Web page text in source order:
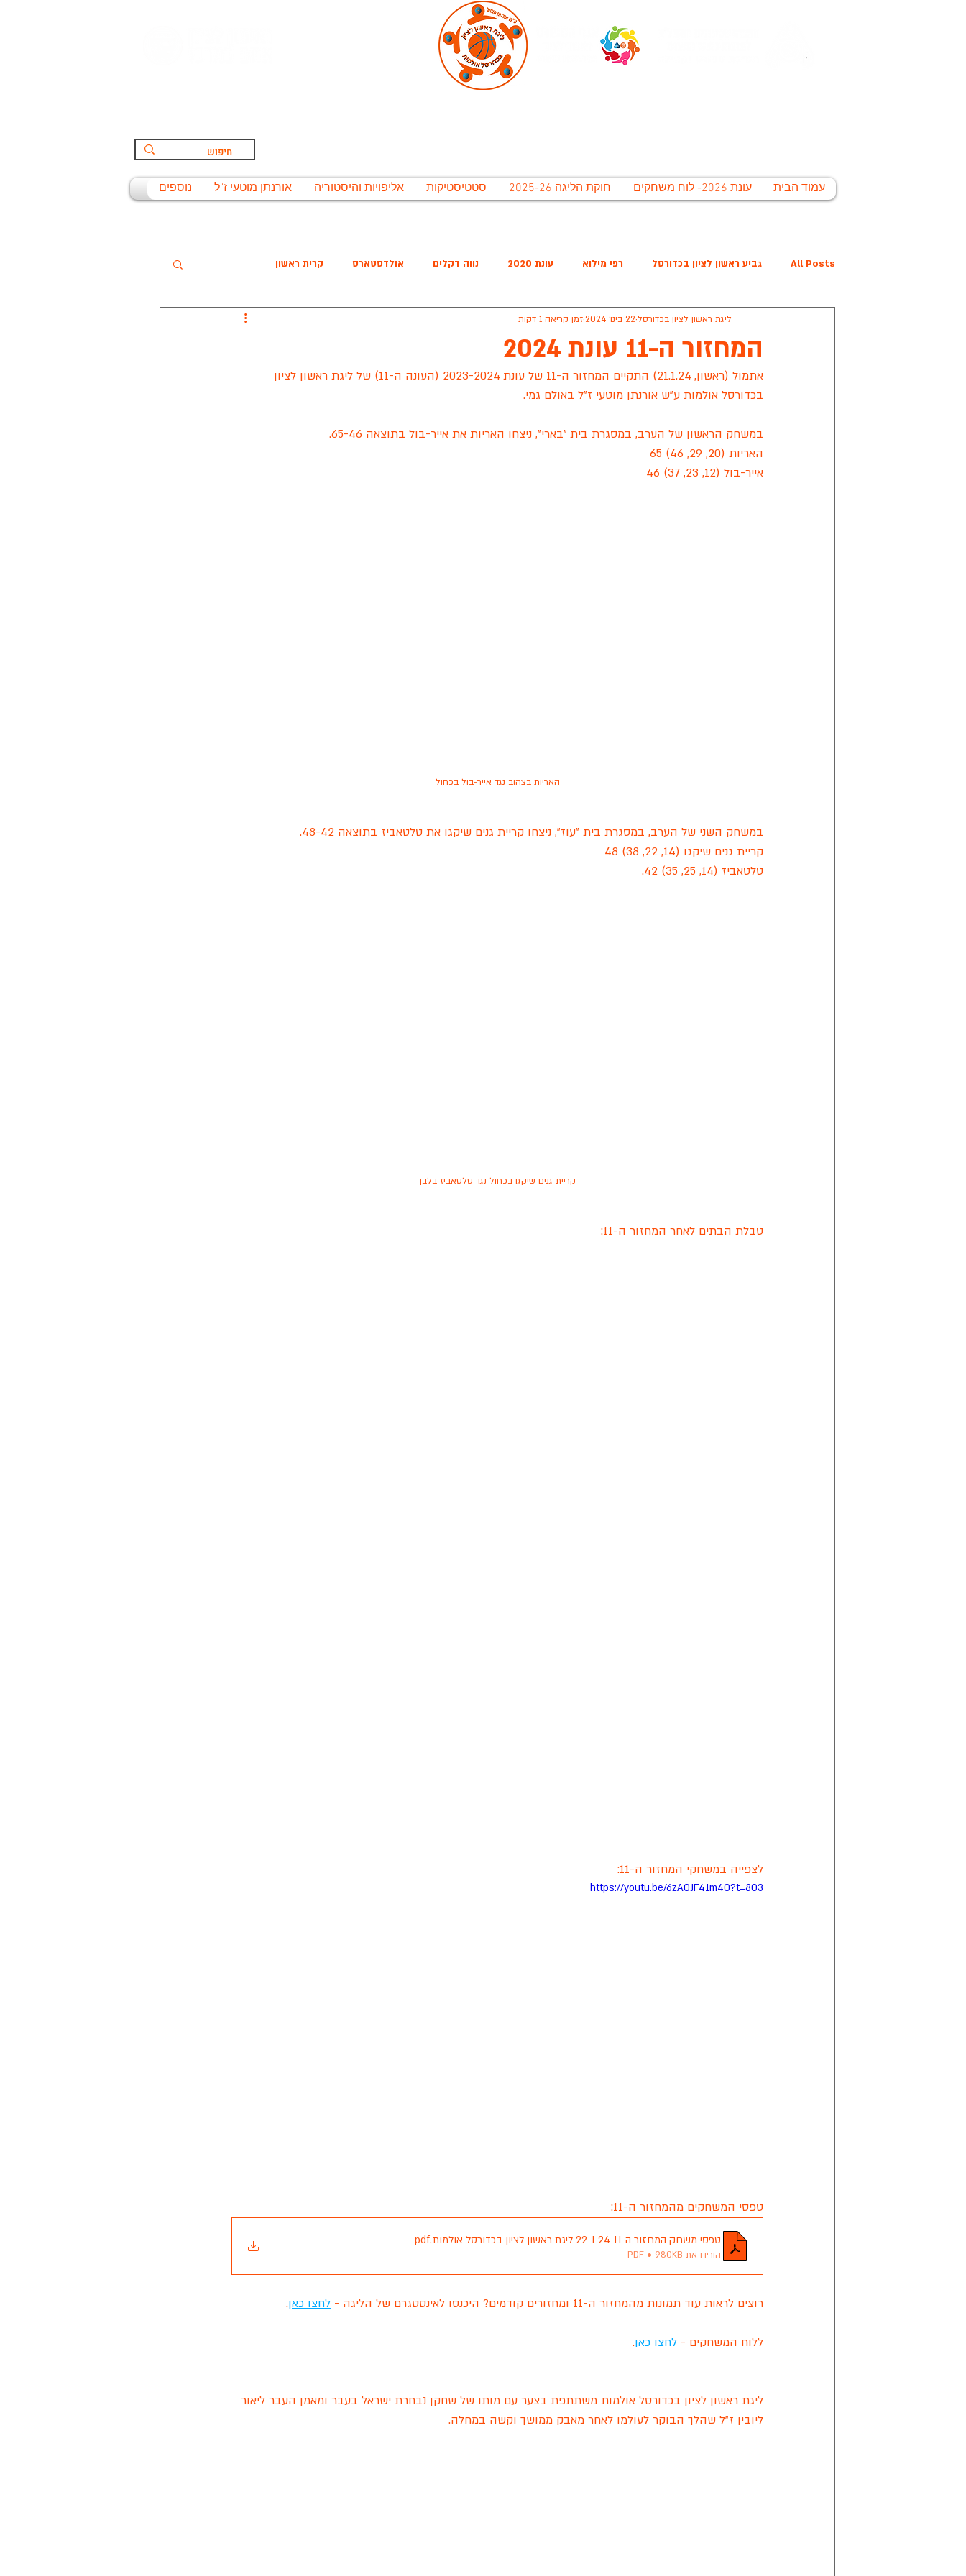
עמוד הבית עונת 2026- לוח משחקים חוקת הליגה 2025-26 סטטיסטיקות אליפויות והיסטוריה אורנתן מוטעי ז"ל נוספים
All Posts גביע ראשון לציון בכדורסל רפי מילוא עונת 2020 נווה דקלים אולדסטארס קרית ראשון
פרס נובל קרית הלאום המפציצים שישיסל האריות
אפיק ניסים מישור הנוף קרית גנים שיקגו ארונות הראל אינגליש סנטר פיינל פור עונת 2021
מתחבר ראשון לציון אליצור ראשון לציון גפן ראשון לציון הכלוב לזכרה של שירה שאשא סיאסטה חלון של מזרן איטלקי
המחזור ה-11 עונת 2024
ליגת ראשון לציון בכדורסל22 בינו׳ 2024 זמן קריאה 1 דקות
אתמול (ראשון, 21.1.24) התקיים המחזור ה-11 של עונת 2023-2024 (העונה ה-11) של ליגת ראשון לציון
בכדורסל אולמות ע"ש אורנתן מוטעי ז"ל באולם גמי.
במשחק הראשון של הערב, במסגרת בית "בארי", ניצחו האריות את אייר-בול בתוצאה 65-46.
האריות (20, 29, 46) 65
אייר-בול (12, 23, 37) 46
האריות בצהוב נגד אייר-בול בכחול
במשחק השני של הערב, במסגרת בית "עוז", ניצחו קריית גנים שיקגו את טלטאביז בתוצאה 48-42.
קריית גנים שיקגו (14, 22, 38) 48
טלטאביז (14, 25, 35) 42.
קריית גנים שיקגו בכחול נגד טלטאביז בלבן
טבלת הבתים לאחר המחזור ה-11:
לצפייה במשחקי המחזור ה-11:
https://youtu.be/6zA0JF41m40?t=803
טפסי המשחקים מהמחזור ה-11:
טפסי משחק המחזור ה-11 22-1-24 ליגת ראשון לציון בכדורסל אולמות .pdf
הורידו את PDF • 980KB
רוצים לראות עוד תמונות מהמחזור ה-11 ומחזורים קודמים? היכנסו לאינסטגרם של הליגה - לחצו כאן.
ללוח המשחקים - לחצו כאן.
ליגת ראשון לציון בכדורסל אולמות משתתפת בצער עם מותו של שחקן נבחרת ישראל בעבר ומאמן העבר ליאור
ליובין ז"ל שהלך הבוקר לעולמו לאחר מאבק ממושך וקשה במחלה.